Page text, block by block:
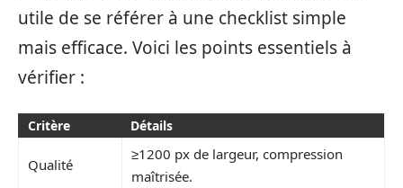
utile de se référer à une checklist simple
mais efficace. Voici les points essentiels à
vérifier :
Critère Détails
Qualité
≥1200 px de largeur, compression
maîtrisée.